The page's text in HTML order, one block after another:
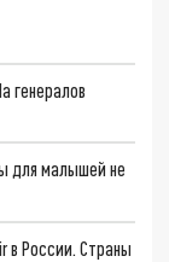
генералов
для малышей не
в России. Страны